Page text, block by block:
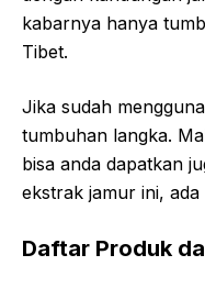
kabarnya hanya
Tibet.
Jika sudah
tumbuhan langka.
bisa anda dapatkan
ekstrak jamur ini,
Daftar Produk